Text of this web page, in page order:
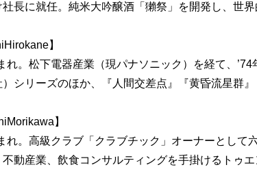
長に就任。純米大吟醸酒「獺祭」を開発し、世
】
れ。松下電器産業（現パナソニック）を経て、
）シリーズのほか、『人間交差点』『黄昏流星群
】
れ。高級クラブ「クラブチック」オーナーとして
不動産業、飲食コンサルティングを手掛けるトゥ